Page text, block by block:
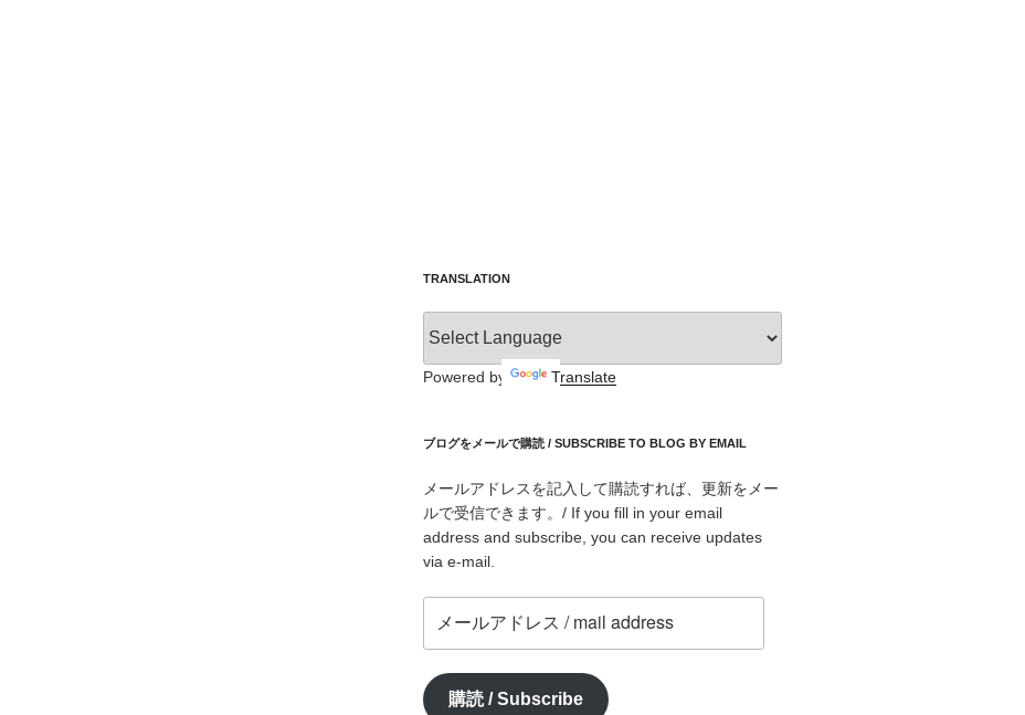
TRANSLATION
Powered by Translate
ブログをメールで購読 / SUBSCRIBE TO BLOG BY EMAIL
メールアドレスを記入して購読すれば、更新をメー
ルで受信できます。/ If you fill in your email
address and subscribe, you can receive updates
via e-mail.
ル
ア
ド
購読 / Subscribe